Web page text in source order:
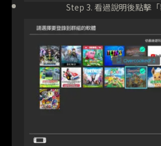
Step 3. 看過說明後點擊「